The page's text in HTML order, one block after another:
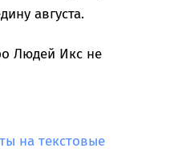
августа.
Людей Икс не
на текстовые